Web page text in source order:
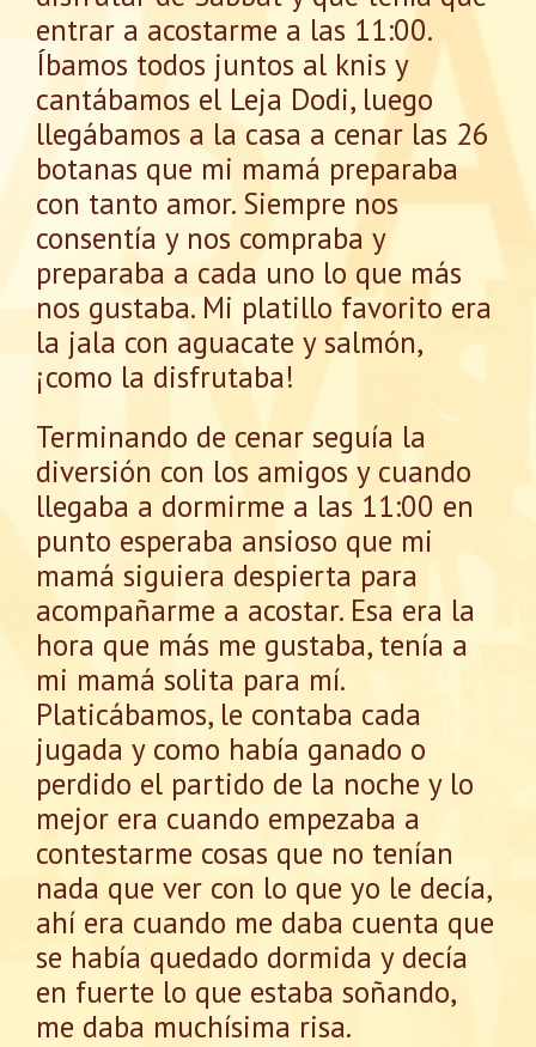
entrar a acostarme a las 11:00.
Íbamos todos juntos al knis y
cantábamos el Leja Dodi, luego
llegábamos a la casa a cenar las 26
botanas que mi mamá preparaba
con tanto amor. Siempre nos
consentía y nos compraba y
preparaba a cada uno lo que más
nos gustaba. Mi platillo favorito era
la jala con aguacate y salmón,
¡como la disfrutaba!
Terminando de cenar seguía la
diversión con los amigos y cuando
llegaba a dormirme a las 11:00 en
punto esperaba ansioso que mi
mamá siguiera despierta para
acompañarme a acostar. Esa era la
hora que más me gustaba, tenía a
mi mamá solita para mí.
Platicábamos, le contaba cada
jugada y como había ganado o
perdido el partido de la noche y lo
mejor era cuando empezaba a
contestarme cosas que no tenían
nada que ver con lo que yo le decía,
ahí era cuando me daba cuenta que
se había quedado dormida y decía
en fuerte lo que estaba soñando,
me daba muchísima risa.